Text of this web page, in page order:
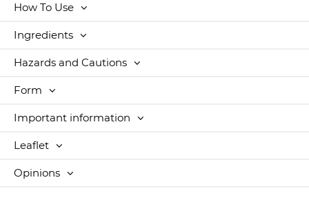
How To Use
Ingredients
Hazards and Cautions
Form
Important information
Leaflet
Opinions